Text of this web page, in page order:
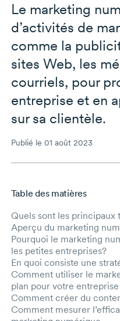
Le marketing
d’activités de
comme la
sites Web, les
courriels, pour
entreprise et en
sur sa clientèle.
Publié le 01 août 2023
Aller au contenu principal
Table des matières
Quels sont les principaux
Aperçu du marketing
Pourquoi le marketing
les petites entreprises?
En quoi consiste une
Comment utiliser le
plan pour votre entreprise
Comment créer du
Comment mesurer